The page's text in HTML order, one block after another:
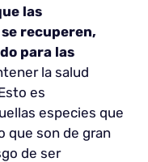
las
recuperen,
para las
la salud
es
especies que
que son de gran
de ser